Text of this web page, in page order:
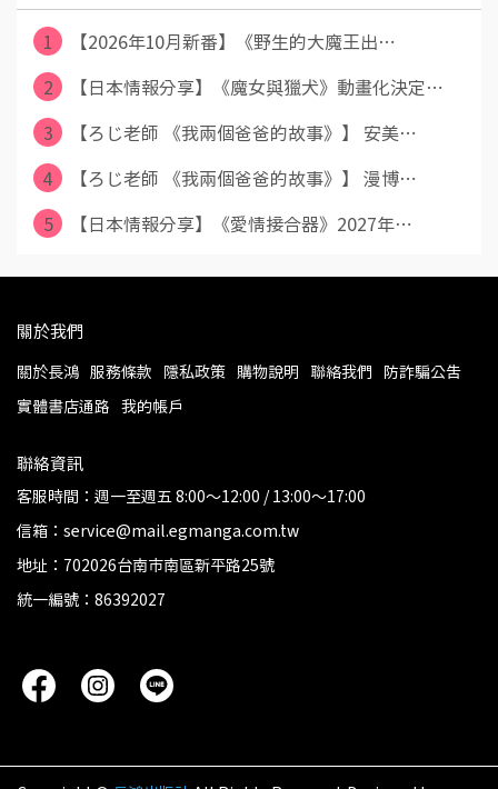
1
【2026年10月新番】《野生的大魔王出⋯
2
【日本情報分享】《魔女與獵犬》動畫化決定⋯
3
【ろじ老師 《我兩個爸爸的故事》】 安美⋯
4
【ろじ老師 《我兩個爸爸的故事》】 漫博⋯
5
【日本情報分享】《愛情接合器》2027年⋯
關於我們
關於長鴻 服務條款 隱私政策 購物說明 聯絡我們 防詐騙公告
實體書店通路 我的帳戶
聯絡資訊
客服時間：週一至週五 8:00～12:00 / 13:00～17:00
信箱：service@mail.egmanga.com.tw
地址：702026台南市南區新平路25號
統一編號：86392027